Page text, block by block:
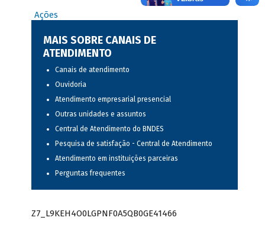
Ações
MAIS SOBRE CANAIS DE
ATENDIMENTO
Canais de atendimento
Ouvidoria
Atendimento empresarial presencial
Outras unidades e assuntos
Central de Atendimento do BNDES
Pesquisa de satisfação - Central de Atendimento
Atendimento em instituições parceiras
Perguntas frequentes
Z7_L9KEH4O0LGPNF0A5QB0GE41466